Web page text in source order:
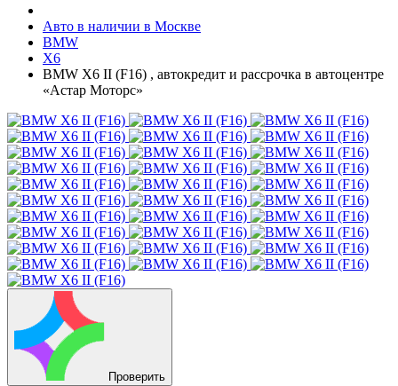
Авто в наличии в Москве
BMW
X6
BMW X6 II (F16) , автокредит и рассрочка в автоцентре
«Астар Моторс»
Проверить